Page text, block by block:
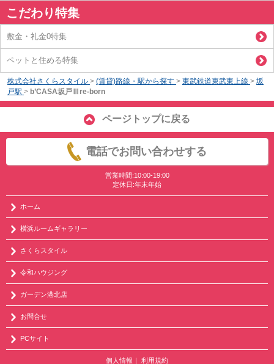
こだわり特集
敷金・礼金0特集
ペットと住める特集
株式会社さくらスタイル > (賃貸)路線・駅から探す > 東武鉄道東武東上線 > 坂
戸駅 > b’CASA坂戸Ⅲre-born
ページトップに戻る
電話でお問い合わせする
営業時間:10:00-19:00
定休日:年末年始
ホーム
横浜ルームギャラリー
さくらスタイル
令和ハウジング
ガーデン港北店
お問合せ
PCサイト
個人情報 利用規約